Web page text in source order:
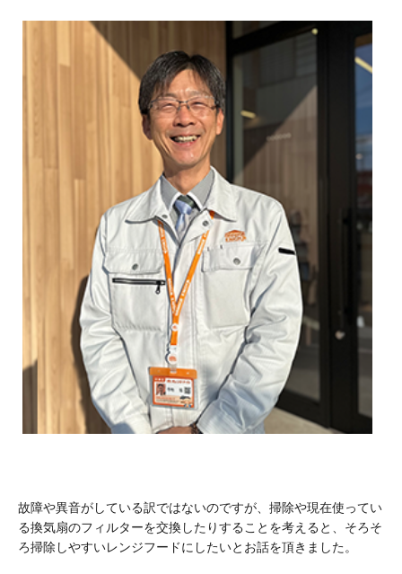
故障や異音がしている訳ではないのですが、掃除や現在使ってい
る換気扇のフィルターを交換したりすることを考えると、そろそ
ろ掃除しやすいレンジフードにしたいとお話を頂きました。